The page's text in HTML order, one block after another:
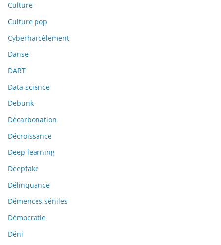
Culture
Culture pop
Cyberharcèlement
Danse
DART
Data science
Debunk
Décarbonation
Décroissance
Deep learning
Deepfake
Délinquance
Démences séniles
Démocratie
Déni